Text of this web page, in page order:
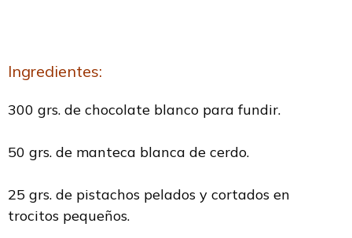
Ingredientes:
300 grs. de chocolate blanco para fundir.
50 grs. de manteca blanca de cerdo.
25 grs. de pistachos pelados y cortados en
trocitos pequeños.